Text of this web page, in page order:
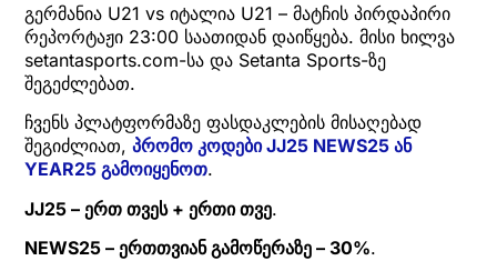
გერმანია U21 vs იტალია U21 – მატჩის პირდაპირი
რეპორტაჟი 23:00 საათიდან დაიწყება. მისი ხილვა
setantasports.com-სა და Setanta Sports-ზე
შეგეძლებათ.
ჩვენს პლატფორმაზე ფასდაკლების მისაღებად
შეგიძლიათ, პრომო კოდები JJ25 NEWS25 ან
YEAR25 გამოიყენოთ.
JJ25 – ერთ თვეს + ერთი თვე.
NEWS25 – ერთთვიან გამოწერაზე – 30%.